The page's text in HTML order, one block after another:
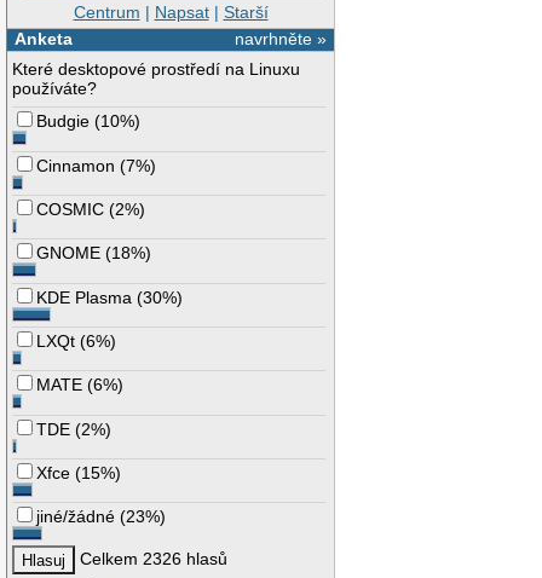
Centrum | Napsat| Starší
navrhněte »
Anketa
Které desktopové prostředí na Linuxu
používáte?
Budgie (10%)
Cinnamon (7%)
COSMIC (2%)
GNOME (18%)
KDE Plasma (30%)
LXQt (6%)
MATE (6%)
TDE (2%)
Xfce (15%)
jiné/žádné (23%)
Celkem 2326 hlasů